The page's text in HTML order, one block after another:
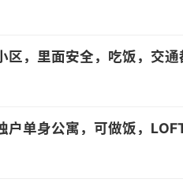
，里面安全，吃饭，交通都很方便，地
户单身公寓，可做饭，